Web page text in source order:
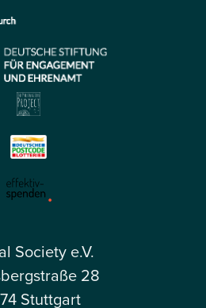
Society e.V.
28
Stuttgart